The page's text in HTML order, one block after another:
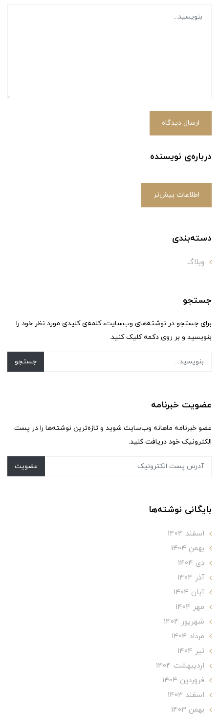
ارسال دیدگاه
درباره‌ی نویسنده
اطلاعات بیش‌تر
دسته‌بندی
وبلاگ
جستجو
برای جستجو در نوشته‌های وب‌سایت، کلمه‌ی کلیدی مورد نظر خود را
بنویسید و بر روی دکمه کلیک کنید.
جستجو
عضویت خبرنامه
عضو خبرنامه ماهانه وب‌سایت شوید و تازه‌ترین نوشته‌ها را در پست
الکترونیک خود دریافت کنید.
عضویت
بایگانی نوشته‌ها
اسفند 1404
بهمن 1404
دی 1404
آذر 1404
آبان 1404
مهر 1404
شهریور 1404
مرداد 1404
تير 1404
ارديبهشت 1404
فروردین 1404
اسفند 1403
بهمن 1403